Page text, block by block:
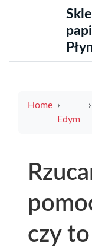
Home
Edym
czy